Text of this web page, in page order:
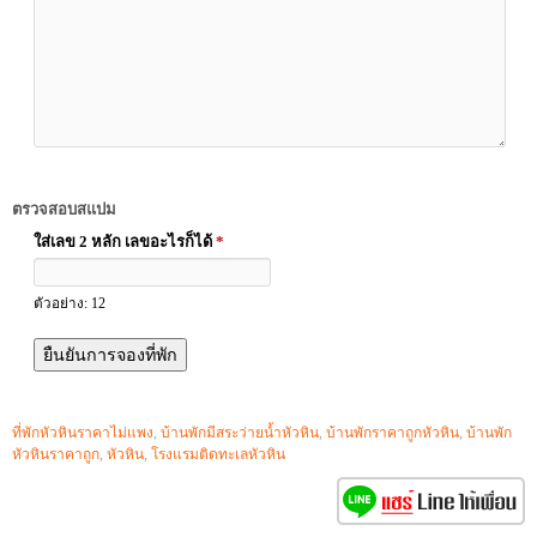
ตรวจสอบสแปม
ใส่เลข 2 หลัก เลขอะไรก็ได้ *
ตัวอย่าง: 12
ที่พักหัวหินราคาไม่แพง, บ้านพักมีสระว่ายน้ำหัวหิน, บ้านพักราคาถูกหัวหิน, บ้านพัก
หัวหินราคาถูก, หัวหิน, โรงแรมติดทะเลหัวหิน